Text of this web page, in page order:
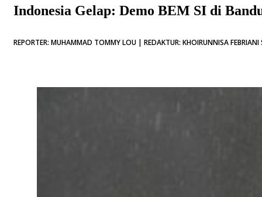
Indonesia Gelap: Demo BEM SI di
REPORTER: MUHAMMAD TOMMY LOU | REDAKTUR: KHOIRUNNISA